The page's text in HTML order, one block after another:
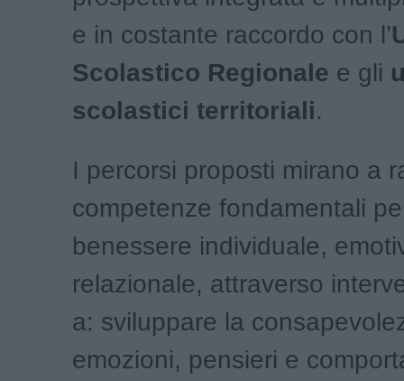
e in costante raccordo con l’
Scolastico Regionale e gli
scolastici territoriali.
I percorsi proposti mirano a
competenze fondamentali
benessere individuale,
relazionale, attraverso
a: sviluppare la
emozioni, pensieri e